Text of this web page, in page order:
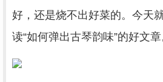
好，还是烧不出好菜的。今天
读“如何弹出古琴韵味”的好文章